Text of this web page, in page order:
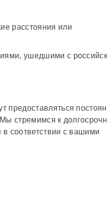
расстояния или
ушедшими с
предоставляться
стремимся к
соответствии с вашими